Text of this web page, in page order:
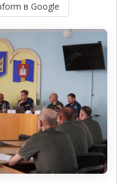
в Google